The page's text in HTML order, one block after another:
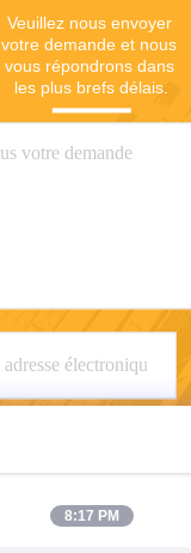
Veuillez nous envoyer
votre demande et nous
vous répondrons dans
les plus brefs délais.
8:17 PM